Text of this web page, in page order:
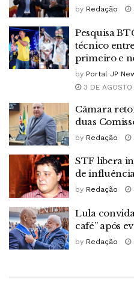
by Redação
Pesquisa
técnico
primeiro e
by Portal JP
3 DE
Câmara
duas
by Redação
STF libera
de
by Redação
Lula
café” após
by Redação